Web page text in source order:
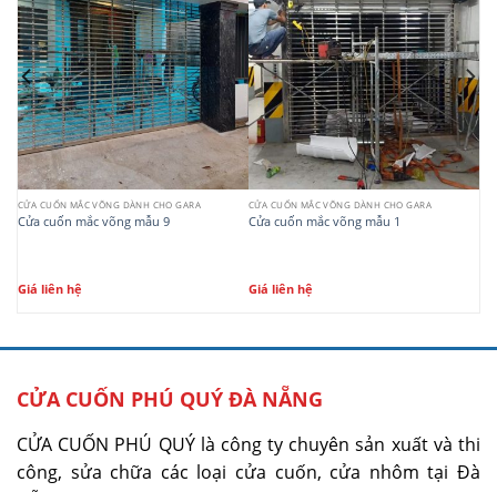
CỬA CUỐN MẮC VÕNG DÀNH CHO GARA
Cửa cuốn mắc võng mẫu 9
Giá liên hệ
CỬA CUỐN MẮC VÕNG DÀNH CHO GARA
Cửa cuốn mắc võng mẫu 1
Giá liên hệ
CỬA CUỐN PHÚ QUÝ ĐÀ NẴNG
CỬA CUỐN PHÚ QUÝ là công ty chuyên sản xuất và thi
công, sửa chữa các loại cửa cuốn, cửa nhôm tại Đà